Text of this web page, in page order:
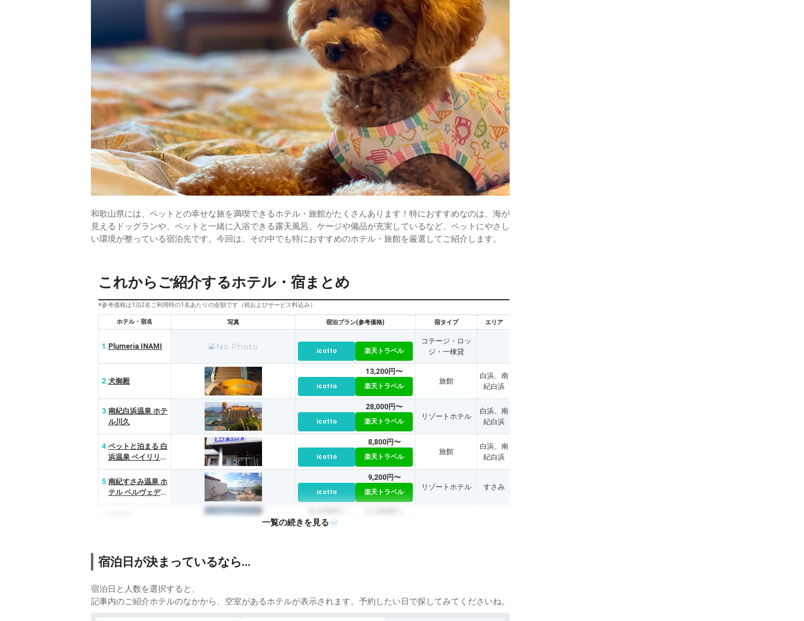
和歌山県には、ペットとの幸せな旅を満喫できるホテル・旅館がたくさんあります！特におすすめなのは、海が
見えるドッグランや、ペットと一緒に入浴できる露天風呂、ケージや備品が充実しているなど、ペットにやさし
い環境が整っている宿泊先です。今回は、その中でも特におすすめのホテル・旅館を厳選してご紹介します。
これからご紹介するホテル・宿まとめ
※参考価格は1泊2名ご利用時の1名あたりの金額です（税およびサービス料込み）
ホテル・宿名 写真 宿泊プラン(参考価格) 宿タイプ エリア
1. Plumeria INAMI
icotto 楽天トラベル
コテージ・ロッ
ジ・一棟貸
2.犬御殿
icotto
13,200円〜
楽天トラベル
旅館
白浜、南
紀白浜
3.南紀白浜温泉 ホテ
ル川久
icotto
28,000円〜
楽天トラベル
リゾートホテル
白浜、南
紀白浜
4.ペットと泊まる 白
浜温泉 ベイリリィ
国民宿舎しらゆり
荘
icotto
8,800円〜
楽天トラベル
旅館
白浜、南
紀白浜
5.南紀すさみ温泉 ホ
テル ベルヴェデー
icotto
9,200円〜
楽天トラベル
リゾートホテル すさみ
ゾート）
icotto
7.
花園グリーンパー
ク（リバーサイド
一覧の続きを見る
宿泊日が決まっているなら…
宿泊日と人数を選択すると、
記事内のご紹介ホテルのなかから、空室があるホテルが表示されます。予約したい日で探してみてくださいね。